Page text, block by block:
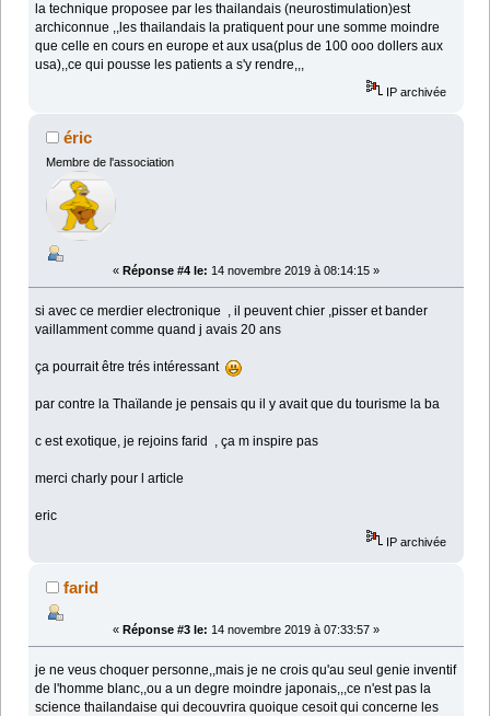
la technique proposee par les thailandais (neurostimulation)est
archiconnue ,,les thailandais la pratiquent pour une somme moindre
que celle en cours en europe et aux usa(plus de 100 ooo dollers aux
usa),,ce qui pousse les patients a s'y rendre,,,
IP archivée
éric
Membre de l'association
« Réponse #4 le: 14 novembre 2019 à 08:14:15 »
si avec ce merdier electronique , il peuvent chier ,pisser et bander
vaillamment comme quand j avais 20 ans
ça pourrait être trés intéressant
par contre la Thaïlande je pensais qu il y avait que du tourisme la ba
c est exotique, je rejoins farid , ça m inspire pas
merci charly pour l article
eric
IP archivée
farid
« Réponse #3 le: 14 novembre 2019 à 07:33:57 »
je ne veus choquer personne,,mais je ne crois qu'au seul genie inventif
de l'homme blanc,,ou a un degre moindre japonais,,,ce n'est pas la
science thailandaise qui decouvrira quoique cesoit qui concerne les